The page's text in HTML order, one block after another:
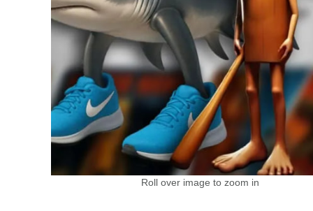
Roll over image to zoom in